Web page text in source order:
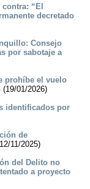
“El
decretado
Consejo
por sabotaje a
prohíbe el vuelo
(19/01/2026)
identificados por
de
11/2025)
del Delito no
a proyecto